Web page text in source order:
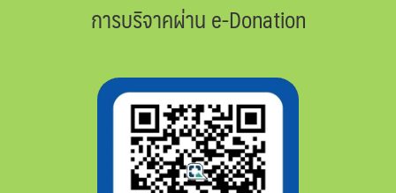
การบริจาคผ่าน e-Donation